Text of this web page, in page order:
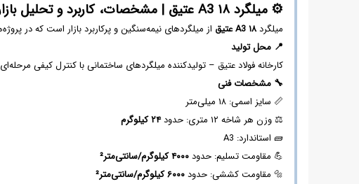
نمودار
قیمت
میلگرد
آجدار
قیمت
میلگرد
آجدار
⚙
️میلگرد ۱۸ عتیق |مشخصات، کاربرد و تحلیل
میلگرد۱۸ عتیق از میلگردهای نیمه‌سنگین و پرکاربرد بازار است که در
📍 محل تولید
کارخانه فولاد عتیق – تولیدکننده میلگردهای ساختمانی با کنترل کیفی
🔧 مشخصات فنی
📏 سایز اسمی: ۱۸ میلی‌متر
⚖️ وزن هر شاخه ۱۲ متری: حدود
۲۴کیلوگرم
🧱 استاندارد: A3
💪 مقاومت تسلیم: حدود۴۰۰۰کیلوگرم/سانتی‌متر²
🔩 مقاومت کششی: حدود۶۰۰۰کیلوگرم/سانتی‌متر²